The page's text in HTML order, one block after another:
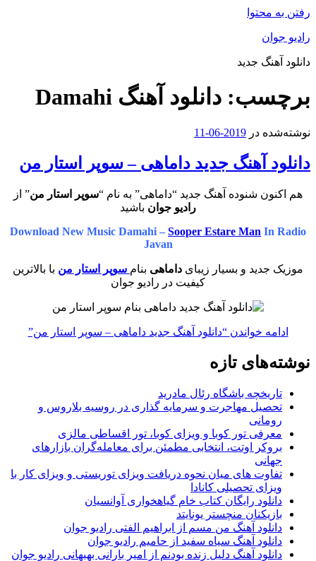
رفتن به محتوا
رادیو جوان
دانلود آهنگ جدید
برچسب: دانلود آهنگ Damahi
نوشته‌شده در 2019-06-11
دانلود آهنگ جدید داماهی – سوپر استار من
هم اکنون شنوده آهنگ جدید “داماهی” به نام “سوپر استار من” از
رادیو جوان باشید
Download New Music Damahi – Sooper Estare Man In Radio
Javan
موزیک جدید و بسیار زیبای داماهی بنام سوپر استار من با بالاترین
کیفیت در رادیو جوان
ادامه خواندن “دانلود آهنگ جدید داماهی – سوپر استار من”
نوشته‌های تازه
تاریخچه باشگاه رئال مادرید
تحصیل مهاجرت و سرمایه گذاری در روسیه بلاروس و
رومانی
معرفی تور کوبا و ویزای کوبا، تور اقساطی مالزی
بروکر اوتت، انتخابی مطمئن برای معامله‌گران بازارهای
جهانی
تفاوت های میان نحوه دریافت ویزای توریستی و ویزای کار با
ویزای تحصیلی کانادا
دانلود رایگان کتاب خام گیاهخواری آوانسیان
بازیکنان منچستر یونایتد
دانلود آهنگ من مسم از ابراهیم الفتی رادیو جوان
دانلود آهنگ سیاه سفید از حامیم رادیو جوان
دانلود آهنگ دلیل زنده بودنم از امیر بارانی بهبهانی رادیو جوان